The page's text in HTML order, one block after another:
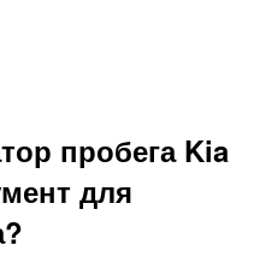
пробега Kia
для